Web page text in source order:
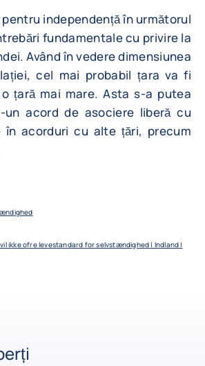
independență în următorul
fundamentale cu privire la
Având în vedere dimensiunea
cel mai probabil țara va fi
țară mai mare. Asta s-a putea
acord de asociere liberă cu
în acorduri cu alte țări, precum
ikke ofre levestandard for selvstændighed | Indland |